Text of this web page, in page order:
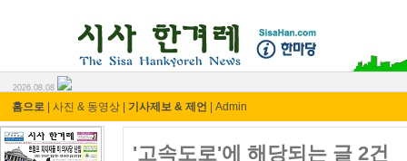
2026.08.08
홈으로 사진 & 동영상 기사제보 & 제언 Admin
'고속도로'에 해당되는 글 2건